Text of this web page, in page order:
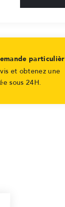
et obtenez une
sous 24H.